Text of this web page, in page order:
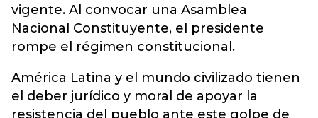
vigente. Al convocar una Asamblea
Nacional Constituyente, el presidente
rompe el régimen constitucional.
América Latina y el mundo civilizado tienen
el deber jurídico y moral de apoyar la
resistencia del pueblo ante este golpe de